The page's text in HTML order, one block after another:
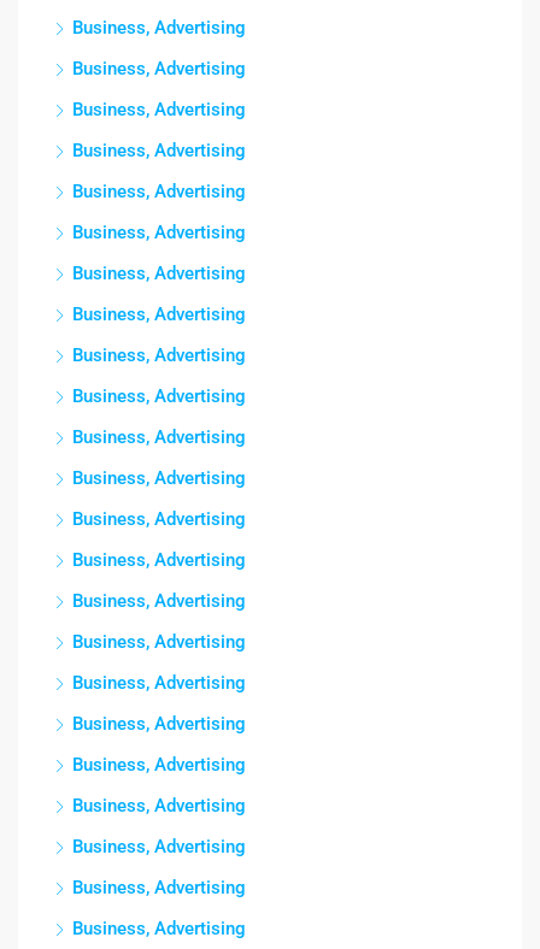
Business, Advertising
Business, Advertising
Business, Advertising
Business, Advertising
Business, Advertising
Business, Advertising
Business, Advertising
Business, Advertising
Business, Advertising
Business, Advertising
Business, Advertising
Business, Advertising
Business, Advertising
Business, Advertising
Business, Advertising
Business, Advertising
Business, Advertising
Business, Advertising
Business, Advertising
Business, Advertising
Business, Advertising
Business, Advertising
Business, Advertising